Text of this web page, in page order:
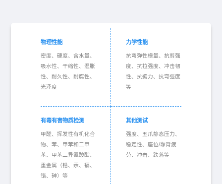
物理性能
密度、硬度、含水量、
吸水性、干缩性、湿胀
性、耐久性、耐腐性、
光泽度
力学性能
抗弯弹性模量、抗剪强
度、抗拉强度、冲击韧
性、抗劈力、抗弯强度
等
有毒有害物质检测
甲醛、挥发性有机化合
物、苯、甲苯和二甲
苯、甲苯二异氰酸酯、
重金属（铅、汞、镉、
铬、砷）等
其他测试
强度、五爪静态压力、
稳定性、座位/靠背疲
劳、冲击、跌落等